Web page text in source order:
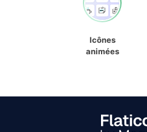
Icônes
animées